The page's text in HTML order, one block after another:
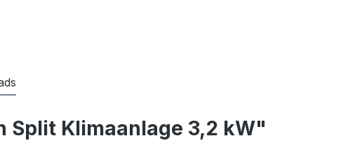
Klimaanlage 3,2 kW"